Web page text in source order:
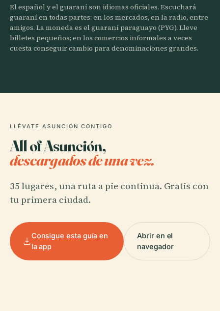
El español y el guaraní son idiomas oficiales. Escuchará
guaraní en todas partes: en los mercados, en la radio, entre
amigos. La moneda es el guaraní paraguayo (PYG). Lleve
billetes pequeños; en los comercios informales a veces
cuesta conseguir cambio para denominaciones grandes.
LLÉVATE ASUNCIÓN CONTIGO
All of Asunción,
descargados de una vez.
35 lugares, una ruta a pie continua. Gratis con
tu primera ciudad.
Consigue esta guía en
la app
Abrir en el
navegador